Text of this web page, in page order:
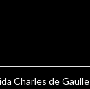
Charles de Gaulle